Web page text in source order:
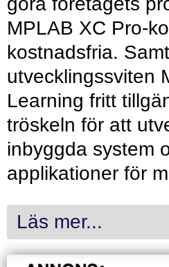
MPLAB XC Pro-
kostnadsfria.
utvecklingssviten
Learning fritt
tröskeln för att
inbyggda system
applikationer för
Läs mer...